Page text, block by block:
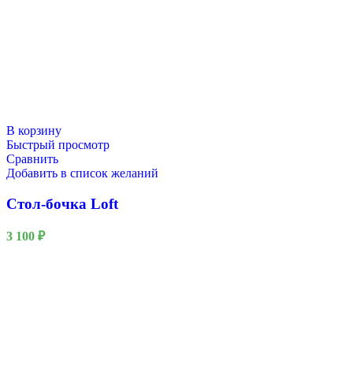
В корзину
Быстрый просмотр
Сравнить
Добавить в список желаний
Стол-бочка Loft
3 100 ₽